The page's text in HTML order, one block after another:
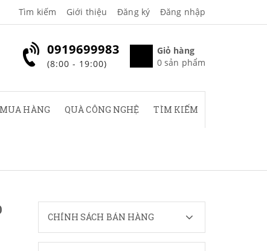
Tìm kiếm Giới thiệu Đăng ký Đăng nhập
Giỏ hàng
0 sản phẩm
0919699983
(8:00 - 19:00)
HÀNG QUÀ CÔNG NGHỆ TÌM KIẾM
CHÍNH SÁCH BÁN HÀNG